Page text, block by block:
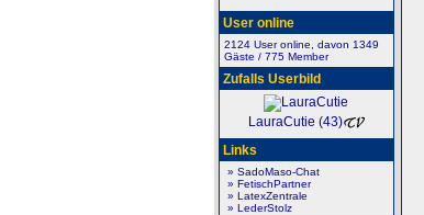
User online
2124 User online, davon 1349
Gäste / 775 Member
Zufalls Userbild
LauraCutie (43)
Links
» SadoMaso-Chat
» FetischPartner
» LatexZentrale
» LederStolz